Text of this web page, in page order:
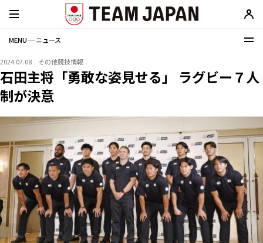
MENU ─ ニュース
2024.07.08 その他競技情報
石田主将「勇敢な姿見せる」 ラグビー７人
制が決意